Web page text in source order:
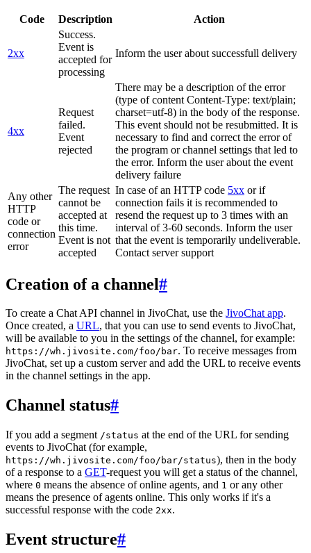
Code Description Action
2xx
Success.
Event is
accepted for
processing
Inform the user about successfull delivery
4xx
Request
failed.
Event
rejected
There may be a description of the error
(type of content Content-Type: text/plain;
charset=utf-8) in the body of the response.
This event should not be resubmitted. It is
necessary to find and correct the error of
the program or channel settings that led to
the error. Inform the user about the event
delivery failure
Any other
HTTP
code or
connection
error
The request
cannot be
accepted at
this time.
Event is not
accepted
In case of an HTTP code 5xx or if
connection fails it is recommended to
resend the request up to 3 times with an
interval of 3-60 seconds. Inform the user
that the event is temporarily undeliverable.
Contact server support
Creation of a channel#
To create a Chat API channel in JivoChat, use the JivoChat app.
Once created, a URL, that you can use to send events to JivoChat,
will be available to you in the settings of the channel, for example:
https://wh.jivosite.com/foo/bar. To receive messages from
JivoChat, set up a custom server and add the URL to receive events
in the channel settings in the app.
Channel status#
If you add a segment /status at the end of the URL for sending
events to JivoChat (for example,
https://wh.jivosite.com/foo/bar/status), then in the body
of a response to a GET-request you will get a status of the channel,
where 0 means the absence of online agents, and 1 or any other
means the presence of agents online. This only works if it's a
successful response with the code 2xx.
Event structure#